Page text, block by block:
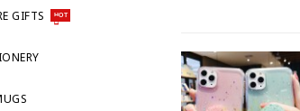
GIFTS HOT